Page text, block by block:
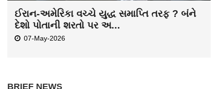
ઈરાન-અમેરિકા વચ્ચે યુદ્ધ સમાપ્તિ તરફ ? બંને
દેશો પોતાની શરતો પર અ...
07-May-2026
BRIEF NEWS